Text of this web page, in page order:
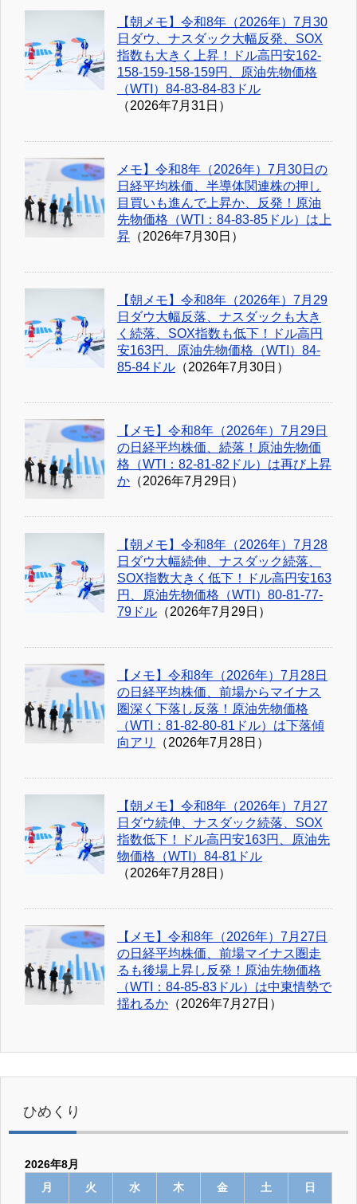
【朝メモ】令和8年（2026年）7月30
日ダウ、ナスダック大幅反発、SOX
指数も大きく上昇！ドル高円安162-
158-159-158-159円、原油先物価格
（WTI）84-83-84-83ドル
（2026年7月31日）
メモ】令和8年（2026年）7月30日の
日経平均株価、半導体関連株の押し
目買いも進んで上昇か、反発！原油
先物価格（WTI：84-83-85ドル）は上
昇 （2026年7月30日）
【朝メモ】令和8年（2026年）7月29
日ダウ大幅反落、ナスダックも大き
く続落、SOX指数も低下！ドル高円
安163円、原油先物価格（WTI）84-
85-84ドル （2026年7月30日）
【メモ】令和8年（2026年）7月29日
の日経平均株価、続落！原油先物価
格（WTI：82-81-82ドル）は再び上昇
か （2026年7月29日）
【朝メモ】令和8年（2026年）7月28
日ダウ大幅続伸、ナスダック続落、
SOX指数大きく低下！ドル高円安163
円、原油先物価格（WTI）80-81-77-
79ドル （2026年7月29日）
【メモ】令和8年（2026年）7月28日
の日経平均株価、前場からマイナス
圏深く下落し反落！原油先物価格
（WTI：81-82-80-81ドル）は下落傾
向アリ
（2026年7月28日）
【朝メモ】令和8年（2026年）7月27
日ダウ続伸、ナスダック続落、SOX
指数低下！ドル高円安163円、原油先
物価格（WTI）84-81ドル
（2026年7月28日）
【メモ】令和8年（2026年）7月27日
の日経平均株価、前場マイナス圏走
るも後場上昇し反発！原油先物価格
（WTI：84-85-83ドル）は中東情勢で
揺れるか （2026年7月27日）
ひめくり
2026年8月
月
火 水 木 金 土 日